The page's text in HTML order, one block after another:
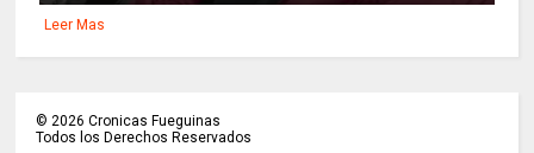
Leer Mas
© 2026 Cronicas Fueguinas
Todos los Derechos Reservados